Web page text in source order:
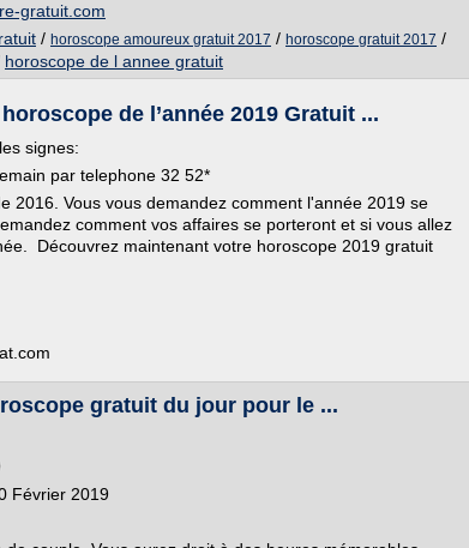
gratuit.com
/ horoscope amoureux gratuit 2017 / horoscope gratuit 2017 /
horoscope de l annee gratuit
de l’année 2019 Gratuit ...
signes:
par telephone 32 52*
2016. Vous vous demandez comment l'année 2019 se
comment vos affaires se porteront et si vous allez
Découvrez maintenant votre horoscope 2019 gratuit
gratuit du jour pour le ...
Février 2019